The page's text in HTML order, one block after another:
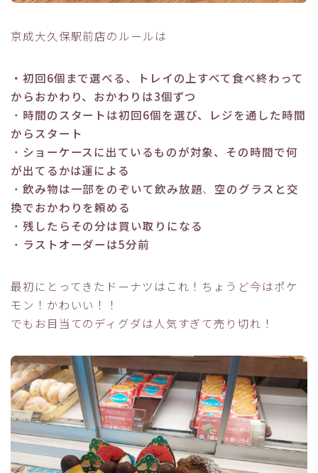
京成大久保駅前店のルールは
・初回6個まで選べる、トレイの上すべて食べ終わって
からおかわり、おかわりは3個ずつ
・ 時間のスタートは初回6個を選び、レジを通した時間
からスタート
・ ショーケースに出ているものが対象、その時間で何
が出てるかは運による
・ 飲み物は一部をのぞいて飲み放題、 空のグラスと交
換でおかわりを頼める
・ 残したらその分は買い取りになる
・ ラストオーダーは5分前
最初にとってきたドーナツはこれ！ちょうど今はポケ
モン！かわいい！！
でもお目当てのディグダは人気すぎて売り切れ！